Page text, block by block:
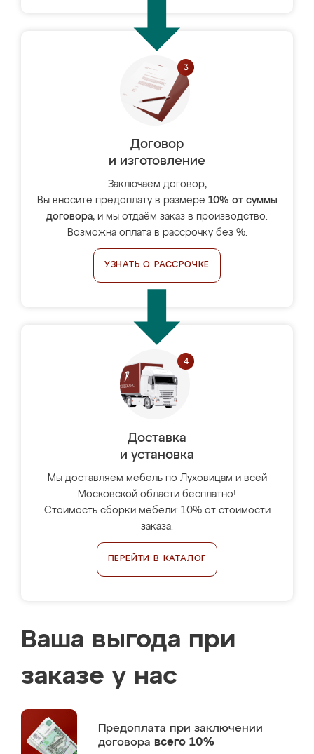
Договор
и изготовление
Заключаем договор,
Вы вносите предоплату в размере 10% от суммы
договора, и мы отдаём заказ в производство.
Возможна оплата в рассрочку без %.
УЗНАТЬ О РАССРОЧКЕ
Доставка
и установка
Мы доставляем мебель по Луховицам и всей
Московской области бесплатно!
Стоимость сборки мебели: 10% от стоимости
заказа.
ПЕРЕЙТИ В КАТАЛОГ
Ваша выгода при
заказе у нас
Предоплата при заключении
договора всего 10%